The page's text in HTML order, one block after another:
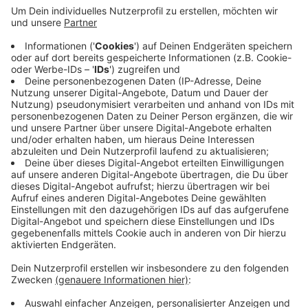
Anzeige
Sie sind zwischen drei und 30 Minuten lang. In dem
Wettbewerb zeigen junge Nachwuchstalente ihre
Filme. Diese werden dann vom Publikum und einer
Fachjury bewertet. Die ersten Filme werden heute ab
17.30 Uhr gezeigt; der Eintritt ist an allen Tagen
kostenlos.
Weitere Infos:http://filmfest-duesseldorf.de/
Anzeige
Anzeige